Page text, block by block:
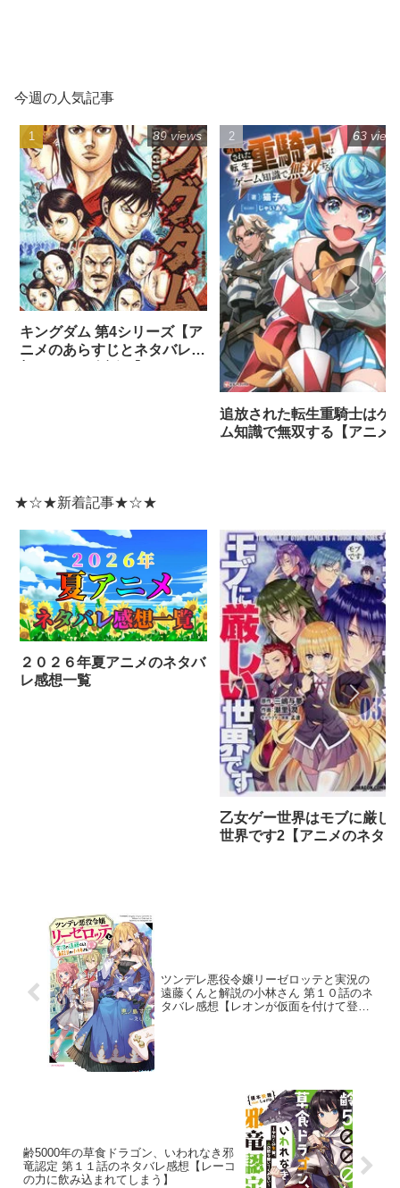
今週の人気記事
キングダム 第4シリーズ【ア
ニメのあらすじとネタバレ感
89 views
追放された転生重騎士はゲ
ム知識で無双する【アニメ
63
★☆★新着記事★☆★
２０２６年夏アニメのネタバ
レ感想一覧
乙女ゲー世界はモブに厳し
世界です2【アニメのネタバ
ツンデレ悪役令嬢リーゼロッテと実況の
遠藤くんと解説の小林さん 第１０話のネ
タバレ感想【レオンが仮面を付けて登
齢5000年の草食ドラゴン、いわれなき邪
竜認定 第１１話のネタバレ感想【レーコ
の力に飲み込まれてしまう】